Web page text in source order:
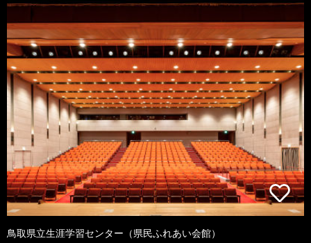
鳥取県立生涯学習センター（県民ふれあい会館）